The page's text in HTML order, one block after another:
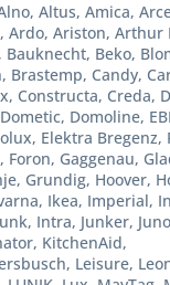
Altus, Amica,
Ardo, Ariston, Arthur
Bauknecht, Beko,
Brastemp, Candy,
Constructa, Creda,
Domoline,
Elektra Bregenz,
Foron, Gaggenau,
Grundig, Hoover,
Ikea, Imperial,
Intra, Junker,
KitchenAid,
Leisure,